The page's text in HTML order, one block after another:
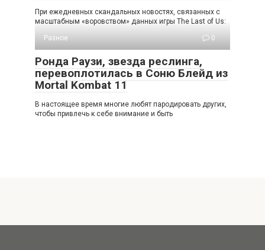
При ежедневных скандальных новостях, связанных с
масштабным «воровством» данных игры The Last of Us:
Разное
0
Ронда Раузи, звезда реслинга,
перевоплотилась в Соню Блейд из
Mortal Kombat 11
В настоящее время многие любят пародировать других,
чтобы привлечь к себе внимание и быть